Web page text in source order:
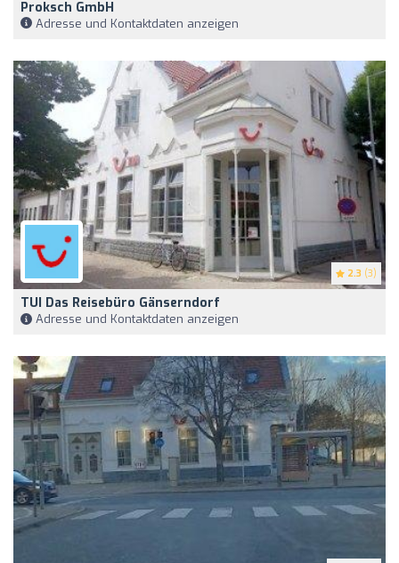
Proksch GmbH
Adresse und Kontaktdaten anzeigen
2.3 (3)
TUI Das Reisebüro Gänserndorf
Adresse und Kontaktdaten anzeigen